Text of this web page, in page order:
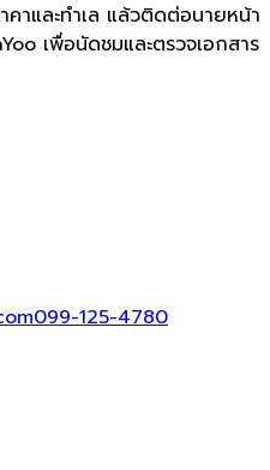
คาและทำเล แล้วติดต่อนายหน้า
เพื่อนัดชมและตรวจเอกสาร
099-125-4780